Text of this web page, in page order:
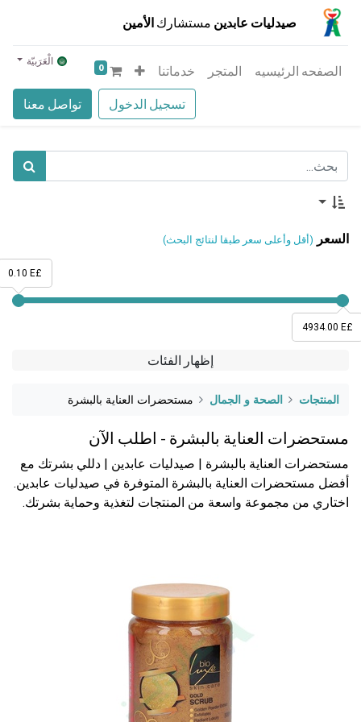
صيدليات عابدين مستشارك الأمين
تسجيل الدخول تواصل معنا
الصفحه الرئيسيه المتجر خدماتنا 0 الْعَرَبيّة
إظهار الفئات
السعر (أقل وأعلى سعر طبقا لنتائج البحث)
4934.00 E£
0.10 E£
المنتجات الصحة و الجمال مستحضرات العناية بالبشرة
مستحضرات العناية بالبشرة - اطلب الآن
مستحضرات العناية بالبشرة | صيدليات عابدين | دللي بشرتك مع
أفضل مستحضرات العناية بالبشرة المتوفرة في صيدليات عابدين.
اختاري من مجموعة واسعة من المنتجات لتغذية وحماية بشرتك.